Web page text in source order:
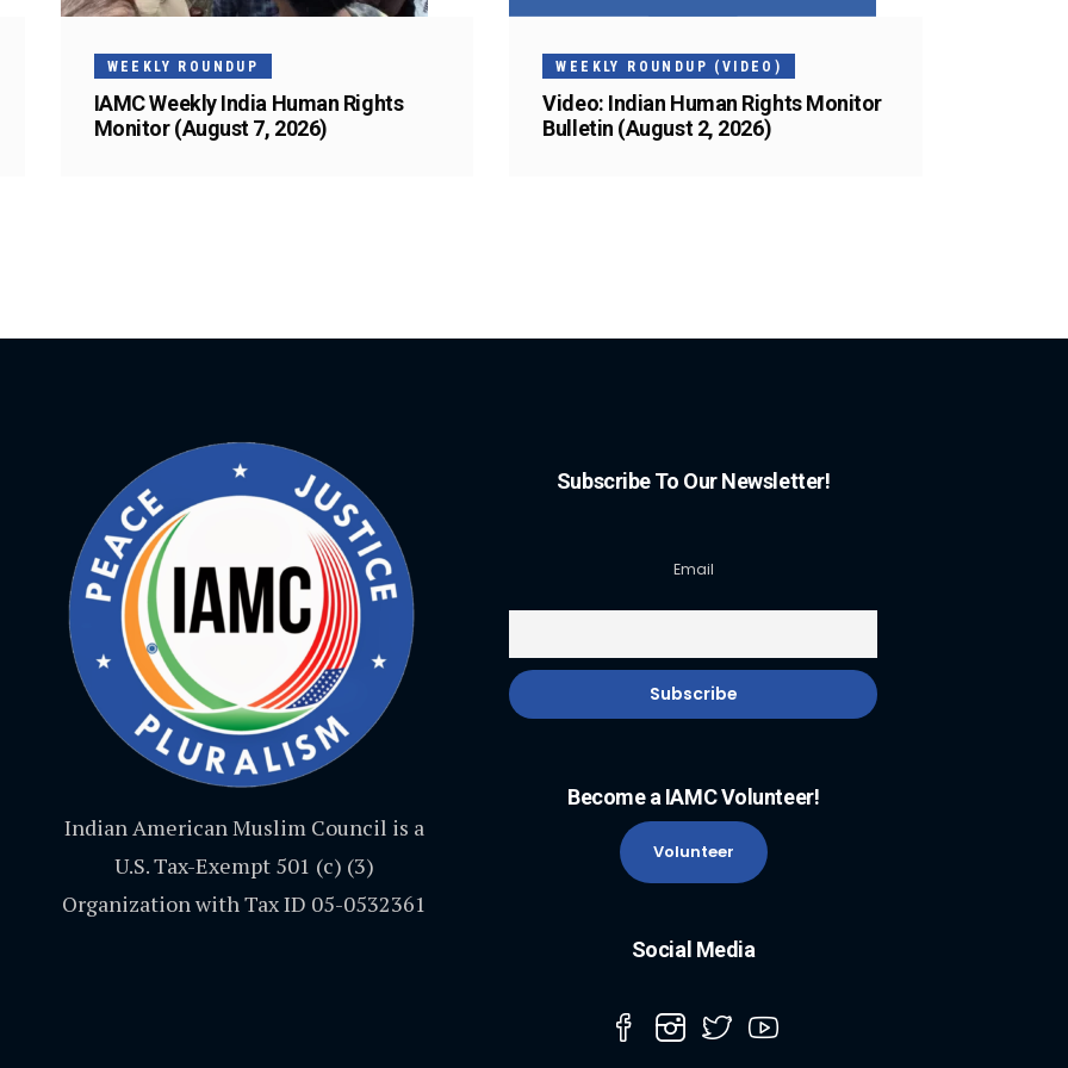
WEEKLY ROUNDUP
IAMC Weekly India Human Rights
Monitor (August 7, 2026)
WEEKLY ROUNDUP (VIDEO)
Video: Indian Human Rights Monitor
Bulletin (August 2, 2026)
Indian American Muslim Council is a
U.S. Tax-Exempt 501 (c) (3)
Organization with Tax ID 05-0532361
Subscribe To Our Newsletter!
Email
Become a IAMC Volunteer!
Volunteer
Social Media